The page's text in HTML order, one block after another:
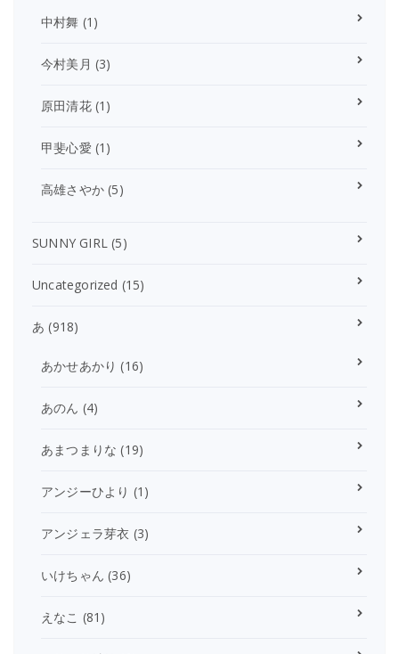
中村舞 (1)
今村美月 (3)
原田清花(1)
甲斐心愛 (1)
高雄さやか (5)
SUNNY GIRL (5)
Uncategorized (15)
あ (918)
あかせあかり (16)
あのん (4)
あまつまりな (19)
アンジーひより (1)
アンジェラ芽衣 (3)
いけちゃん (36)
えなこ (81)